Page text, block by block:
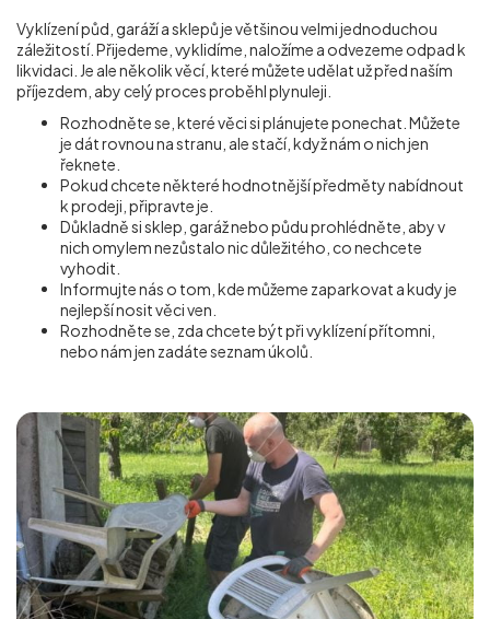
Vyklízení půd, garáží a sklepů je většinou velmi jednoduchou
záležitostí. Přijedeme, vyklidíme, naložíme a odvezeme odpad k
likvidaci. Je ale několik věcí, které můžete udělat už před naším
příjezdem, aby celý proces proběhl plynuleji.
Rozhodněte se, které věci si plánujete ponechat. Můžete
je dát rovnou na stranu, ale stačí, když nám o nich jen
řeknete.
Pokud chcete některé hodnotnější předměty nabídnout
k prodeji, připravte je.
Důkladně si sklep, garáž nebo půdu prohlédněte, aby v
nich omylem nezůstalo nic důležitého, co nechcete
vyhodit.
Informujte nás o tom, kde můžeme zaparkovat a kudy je
nejlepší nosit věci ven.
Rozhodněte se, zda chcete být při vyklízení přítomni,
nebo nám jen zadáte seznam úkolů.